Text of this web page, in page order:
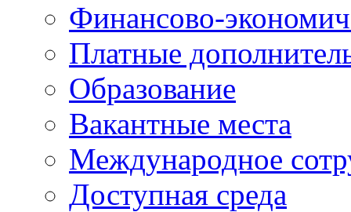
Финансово-
Платные
Образование
Вакантные места
Международное
Доступная среда